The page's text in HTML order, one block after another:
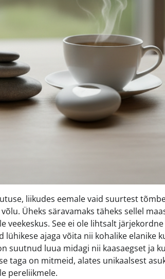
liikudes eemale vaid suurtest
Üheks säravamaks täheks sellel
veekeskus. See ei ole lihtsalt
ajaga võita nii kohalike elanike
suutnud luua midagi nii kaasaegset ja
taga on mitmeid, alates unikaalsest
pereliikmele.